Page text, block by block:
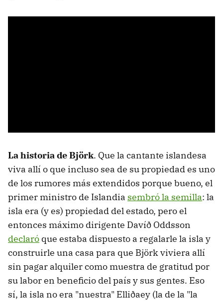
La historia de Björk. Que la cantante islandesa
viva allí o que incluso sea de su propiedad es uno
de los rumores más extendidos porque bueno, el
primer ministro de Islandia sembró la semilla: la
isla era (y es) propiedad del estado, pero el
entonces máximo dirigente Davíð Oddsson
declaró que estaba dispuesto a regalarle la isla y
construirle una casa para que Björk viviera allí
sin pagar alquiler como muestra de gratitud por
su labor en beneficio del país y sus gentes. Eso
sí, la isla no era "nuestra" Elliðaey (la de la "la